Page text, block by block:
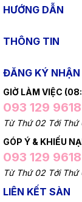
HƯỚNG DẪN
THÔNG TIN
ĐĂNG KÝ NHẬN
GIỜ LÀM VIỆC
093 129 9618
Từ Thứ 02 Tới
GÓP Ý & KHIẾU
093 129 9618
Từ Thứ 02 Tới
LIÊN KẾT SÀN